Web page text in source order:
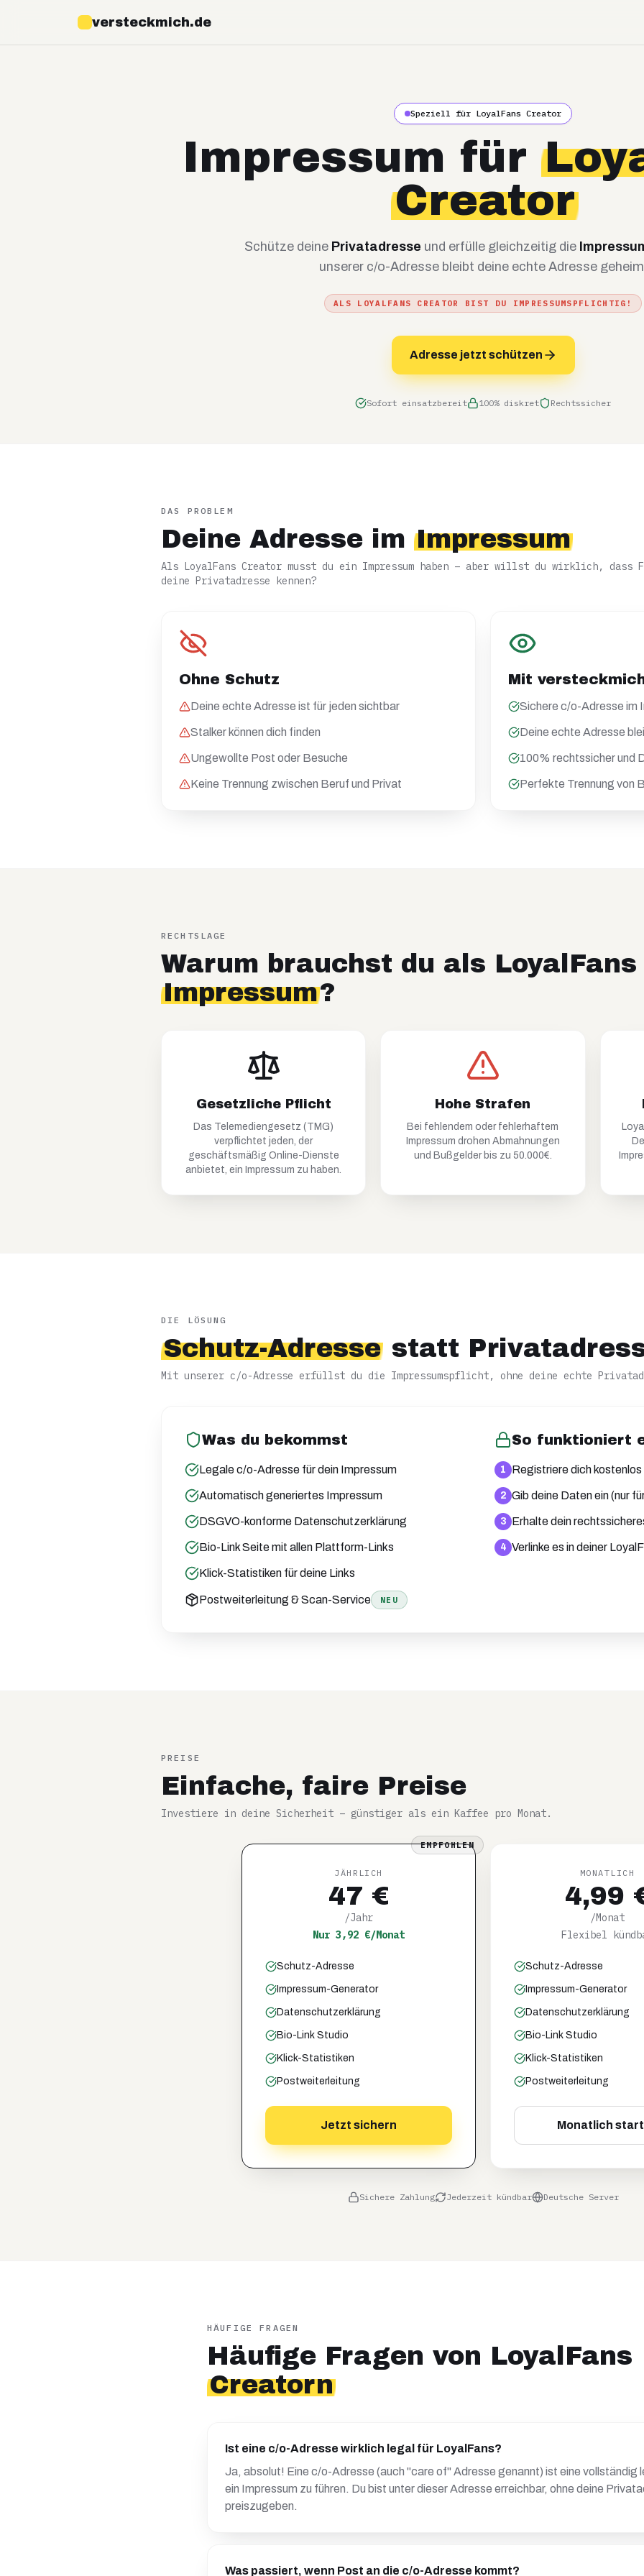
versteckmich.de
Speziell für LoyalFans Creator
Impressum für
Creator
Schütze deine Privatadresse und erfülle gleichzeitig die
unserer c/o-Adresse bleibt deine echte Adresse
ALS LOYALFANS CREATOR BIST DU IMPRESSUMSPFLICHTIG!
Adresse jetzt schützen
Sofort einsatzbereit 100% diskret Rechtssicher
DAS PROBLEM
Deine Adresse im Impressum
Als LoyalFans Creator musst du ein Impressum haben – aber willst du wirklich, dass
deine Privatadresse kennen?
Ohne Schutz
Deine echte Adresse ist für jeden sichtbar
Stalker können dich finden
Ungewollte Post oder Besuche
Keine Trennung zwischen Beruf und Privat
Mit
Sichere c/o-Adresse im
Deine echte Adresse
100% rechtssicher und
Perfekte Trennung von
RECHTSLAGE
Warum brauchst du als LoyalFans
Impressum?
Gesetzliche Pflicht
Das Telemediengesetz (TMG)
verpflichtet jeden, der
geschäftsmäßig Online-Dienste
anbietet, ein Impressum zu haben.
Hohe Strafen
Bei fehlendem oder fehlerhaftem
Impressum drohen Abmahnungen
und Bußgelder bis zu 50.000€.
DIE LÖSUNG
Schutz-Adressestatt
Mit unserer c/o-Adresse erfüllst du die Impressumspflicht, ohne deine echte
Was du bekommst
Legale c/o-Adresse für dein Impressum
Automatisch generiertes Impressum
DSGVO-konforme Datenschutzerklärung
Bio-Link Seite mit allen Plattform-Links
Klick-Statistiken für deine Links
Postweiterleitung & Scan-Service NEU
So funktioniert
1 Registriere dich kostenlos
2 Gib deine Daten ein (nur
3 Erhalte dein
4 Verlinke es in deiner
PREISE
Einfache, faire Preise
Investiere in deine Sicherheit – günstiger als ein Kaffee pro Monat.
EMPFOHLEN
JÄHRLICH
47 €
/Jahr
Nur 3,92 €/Monat
Schutz-Adresse
Impressum-Generator
Datenschutzerklärung
Bio-Link Studio
Klick-Statistiken
Postweiterleitung
Jetzt sichern
MONATLICH
4,99
/Monat
Flexibel
Schutz-Adresse
Impressum-Generator
Datenschutzerklärung
Bio-Link Studio
Klick-Statistiken
Postweiterleitung
Monatlich
Sichere Zahlung Jederzeit kündbar Deutsche Server
HÄUFIGE FRAGEN
Häufige Fragen von LoyalFans
Creatorn
Ist eine c/o-Adresse wirklich legal für LoyalFans?
Ja, absolut! Eine c/o-Adresse (auch "care of" Adresse genannt) ist eine vollständig
ein Impressum zu führen. Du bist unter dieser Adresse erreichbar, ohne deine
preiszugeben.
Was passiert, wenn Post an die c/o-Adresse kommt?